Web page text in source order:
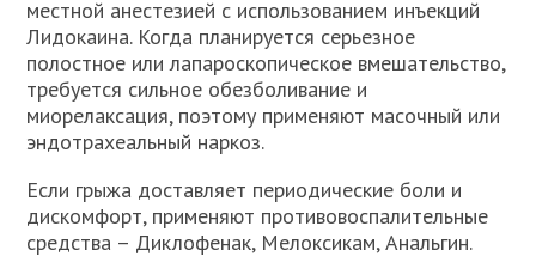
местной анестезией с использованием инъекций
Лидокаина. Когда планируется серьезное
полостное или лапароскопическое вмешательство,
требуется сильное обезболивание и
миорелаксация, поэтому применяют масочный или
эндотрахеальный наркоз.
Если грыжа доставляет периодические боли и
дискомфорт, применяют противовоспалительные
средства – Диклофенак, Мелоксикам, Анальгин.